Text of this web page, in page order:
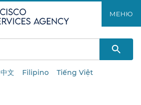
к
основному
содержанию​​
МЕНЮ​​
中文 Filipino Tiếng Việt